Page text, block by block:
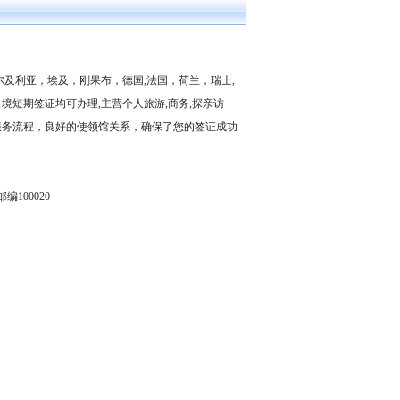
利亚，埃及，刚果布，德国,法国，荷兰，瑞士,
短期签证均可办理,主营个人旅游,商务,探亲访
流程，良好的使领馆关系，确保了您的签证成功
编100020